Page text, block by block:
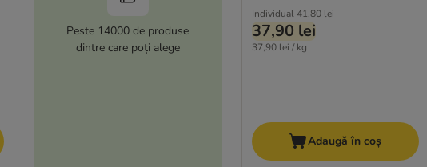
Peste 14000 de produse
dintre care poți alege
Individual 41,80 lei
37,90 lei
37,90 lei / kg
Adaugă în coș